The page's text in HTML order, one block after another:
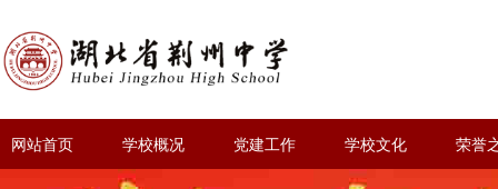
网站首页 学校概况 党建工作 学校文化 荣誉